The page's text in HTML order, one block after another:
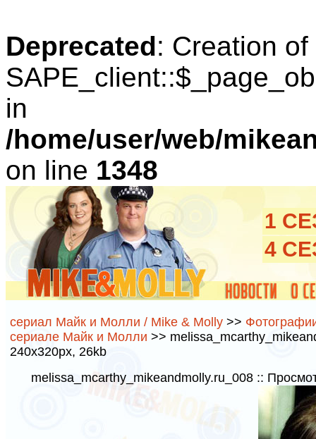
Deprecated: Creation
in
/home/user/web/
on line 1348
1
4
сериал Майк и Молли / Mike & Molly >>
сериале Майк и Молли >>
240x320px, 26kb
melissa_mcarthy_mikeandmolly.ru_008 ::